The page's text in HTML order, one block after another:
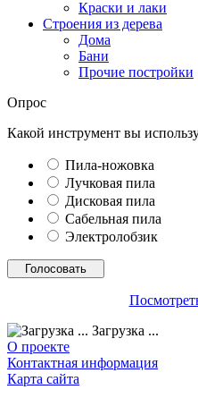
Краски и лаки
Строения из дерева
Дома
Бани
Прочие постройки
Опрос
Какой инструмент вы
Пила-ножовка
Лучковая пила
Дисковая пила
Сабельная пила
Электролобзик
Загрузка ...
О проекте
Контактная информация
Карта сайта